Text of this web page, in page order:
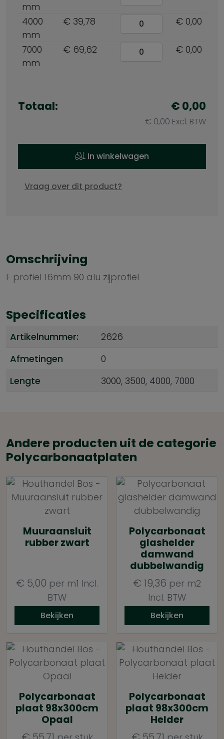
mm
4000
mm
€ 39,78 € 0,00
7000
mm
€ 69,62 € 0,00
Totaal: € 0,00
€ 0,00 Excl. BTW
In winkelwagen
Vraag over dit product?
Omschrijving
F profiel 16mm 90 alu zijprofiel
Specificaties
Artikelnummer:
2626
Afmetingen
0
Lengte
3000, 3500, 4000, 7000
Andere producten uit de categorie
Polycarbonaatplaten
Muuraansluit
rubber zwart
€ 5,00 per m1 Incl.
BTW
Bekijken
Polycarbonaat
glashelder
damwand
dubbelwandig
€ 19,36 per m2
Incl. BTW
Bekijken
Polycarbonaat
plaat 98x300cm
Opaal
Polycarbonaat
plaat 98x300cm
Helder